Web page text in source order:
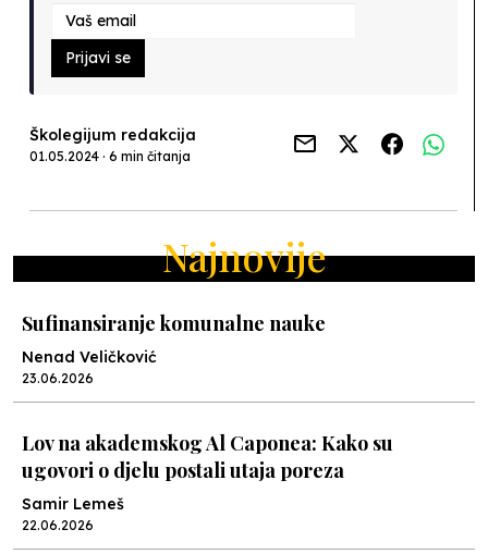
Prijavi se
Školegijum redakcija
01.05.2024 · 6 min čitanja
Najnovije
Sufinansiranje komunalne nauke
Nenad Veličković
23.06.2026
Lov na akademskog Al Caponea: Kako su
ugovori o djelu postali utaja poreza
Samir Lemeš
22.06.2026